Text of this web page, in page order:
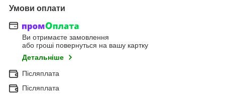
Умови оплати
Ви отримаєте замовлення
або гроші повернуться на вашу картку
Детальніше
Післяплата
Післяплата